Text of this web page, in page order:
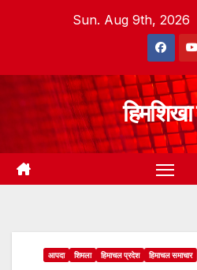
Sun. Aug 9th, 2026
आपदा शिमला हिमाचल प्रदेश हिमाचल समाचार